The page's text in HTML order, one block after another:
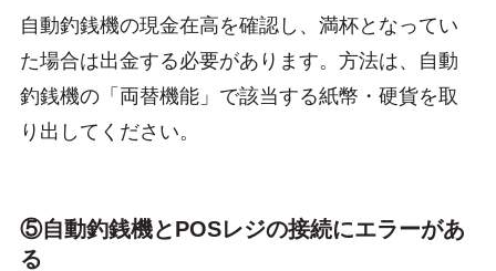
自動釣銭機の現金在高を確認し、満杯となってい
た場合は出金する必要があります。方法は、自動
釣銭機の「両替機能」で該当する紙幣・硬貨を取
り出してください。
⑤自動釣銭機とPOSレジの接続にエラーがあ
る